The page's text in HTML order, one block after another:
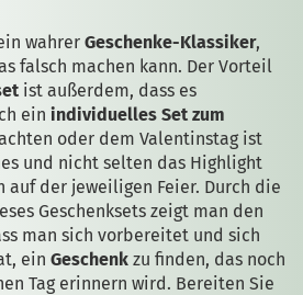
wahrer Geschenke-Klassiker,
falsch machen kann. Der Vorteil
ist außerdem, dass es
ein individuelles Set zum
oder dem Valentinstag ist
und nicht selten das Highlight
auf der jeweiligen Feier. Durch die
Geschenksets zeigt man den
man sich vorbereitet und sich
ein Geschenk zu finden, das noch
Tag erinnern wird. Bereiten Sie